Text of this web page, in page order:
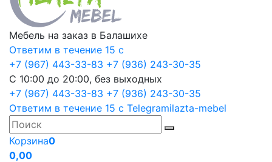
Мебель на заказ в Балашихе
Ответим в течение 15 с
+7 (967) 443-33-83 +7 (936) 243-30-35
С 10:00 до 20:00, без выходных
+7 (967) 443-33-83 +7 (936) 243-30-35
Ответим в течение 15 с Telegramilazta-mebel
Корзина0
0,00